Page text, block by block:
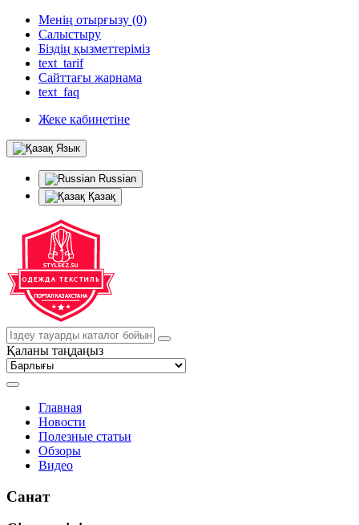
Менің отырғызу (0)
Салыстыру
Біздің қызметтеріміз
text_tarif
Сайттағы жарнама
text_faq
Жеке кабинетіне
Язык
Russian
Қазақ
Қаланы таңдаңыз
Главная
Новости
Полезные статьи
Обзоры
Видео
Санат